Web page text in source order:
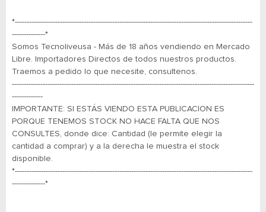
*----------------------------------------------------------------------------------------------------
--------------*
Somos Tecnoliveusa - Más de 18 años vendiendo en Mercado
Libre. Importadores Directos de todos nuestros productos.
Traemos a pedido lo que necesite, consultenos.
------------------------------------------------------------------------------------------------------
-------------
IMPORTANTE: SI ESTÁS VIENDO ESTA PUBLICACION ES
PORQUE TENEMOS STOCK NO HACE FALTA QUE NOS
CONSULTES, donde dice: Cantidad (le permite elegir la
cantidad a comprar) y a la derecha le muestra el stock
disponible.
*----------------------------------------------------------------------------------------------------
--------------*